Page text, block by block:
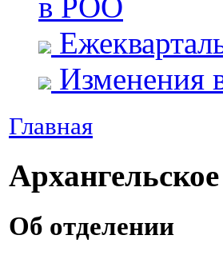
Изменения
Главная
Об отделении